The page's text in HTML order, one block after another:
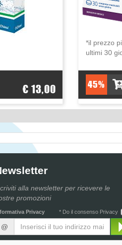
€ 13,00
*il prezzo
ultimi 30
45%
alla newsletter per ricevere le
promozioni
Privacy * Do il consenso Privacy
@